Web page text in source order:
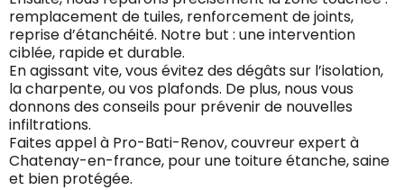
remplacement de tuiles, renforcement de joints,
reprise d’étanchéité. Notre but : une intervention
ciblée, rapide et durable.
En agissant vite, vous évitez des dégâts sur l’isolation,
la charpente, ou vos plafonds. De plus, nous vous
donnons des conseils pour prévenir de nouvelles
infiltrations.
Faites appel à Pro-Bati-Renov, couvreur expert à
Chatenay-en-france, pour une toiture étanche, saine
et bien protégée.